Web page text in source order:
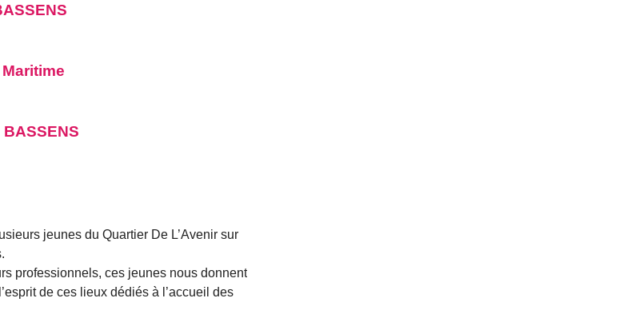
jeunes du Quartier De L’Avenir sur
professionnels, ces jeunes nous donnent
de ces lieux dédiés à l’accueil des